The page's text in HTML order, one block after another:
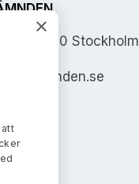
103 90 Stockholm
×
att